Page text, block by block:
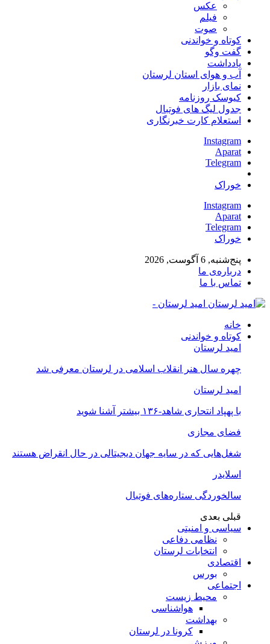
عكس
فیلم
صوت
کوتاه و خواندنی
گفت وگو
یادداشت
آب و هوای استان لرستان
نمای بازار
کیوسک روزنامه
جدول لیگ های فوتبال
استعلام کارت خبرنگاری
Instagram
Aparat
Telegram
خوراک
Instagram
Aparat
Telegram
خوراک
پنج‌شنبه, 6 آگوست, 2026
درباره‌ی ما
تماس با ما
امید لرستان -
خانه
کوتاه و خواندنی
امید لرستان
چهره سال هنر انقلاب اسلامی در لرستان معرفی شد
امید لرستان
با پهپاد انتحاری شاهد-۱۳۶ بیشتر آشنا شوید
فضای مجازی
شغل‌‌هایی که در سایه جهان دیجیتالی در حال انقراض هستند
اسلایدر
سالخوردگی ستاره‌های فوتبال
قبلی بعدی
سیاسی و امنیتی
نظامی دفاعی
انتخابات لرستان
اقتصادی
بورس
اجتماعی
محیط زیست
هواشناسی
بهداشت
کرونا در لرستان